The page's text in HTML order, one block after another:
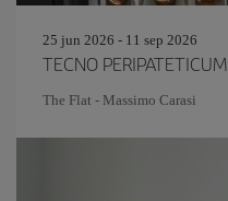
25 jun 2026 - 11 sep 2026
TECNO PERIPATETICUM
The Flat - Massimo Carasi